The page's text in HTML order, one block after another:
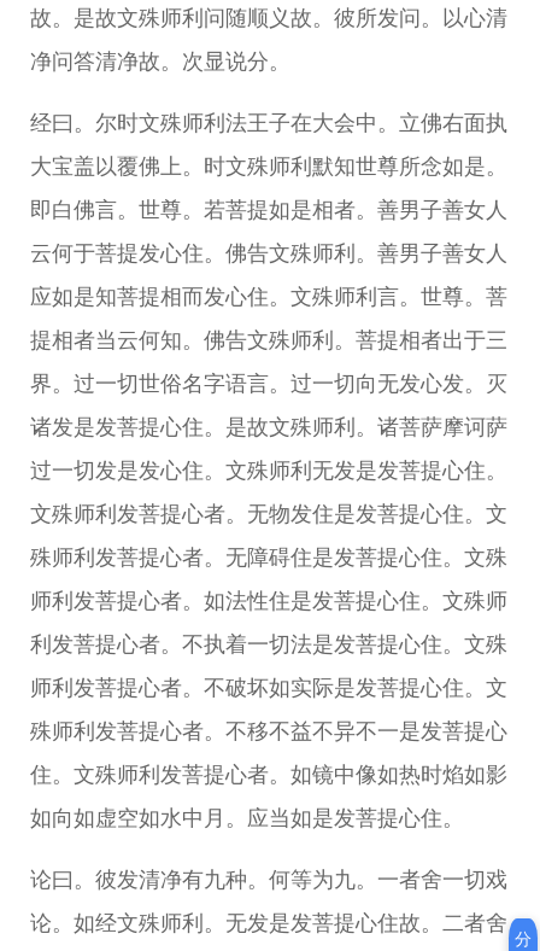
故。是故文殊师利问随顺义故。彼所发问。以心清
净问答清净故。次显说分。
经曰。尔时文殊师利法王子在大会中。立佛右面执
大宝盖以覆佛上。时文殊师利默知世尊所念如是。
即白佛言。世尊。若菩提如是相者。善男子善女人
云何于菩提发心住。佛告文殊师利。善男子善女人
应如是知菩提相而发心住。文殊师利言。世尊。菩
提相者当云何知。佛告文殊师利。菩提相者出于三
界。过一切世俗名字语言。过一切向无发心发。灭
诸发是发菩提心住。是故文殊师利。诸菩萨摩诃萨
过一切发是发心住。文殊师利无发是发菩提心住。
文殊师利发菩提心者。无物发住是发菩提心住。文
殊师利发菩提心者。无障碍住是发菩提心住。文殊
师利发菩提心者。如法性住是发菩提心住。文殊师
利发菩提心者。不执着一切法是发菩提心住。文殊
师利发菩提心者。不破坏如实际是发菩提心住。文
殊师利发菩提心者。不移不益不异不一是发菩提心
住。文殊师利发菩提心者。如镜中像如热时焰如影
如向如虚空如水中月。应当如是发菩提心住。
论曰。彼发清净有九种。何等为九。一者舍一切戏
论。如经文殊师利。无发是发菩提心住故。二者舍
分